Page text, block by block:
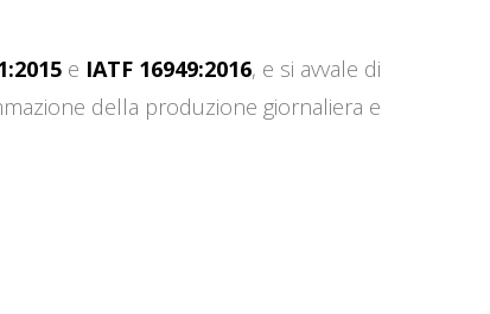
e IATF 16949:2016, e si avvale di
della produzione giornaliera e